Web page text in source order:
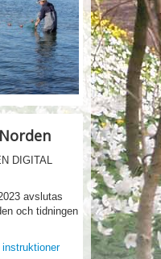
- tillsammans med
DIGITAL
avslutas
och tidningen
instruktioner